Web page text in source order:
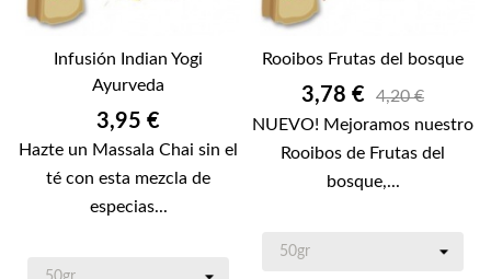
Infusión Indian Yogi
Ayurveda
Precio
3,95 €
Hazte un Massala Chai sin el
té con esta mezcla de
especias...
Rooibos Frutas del bosque
Precio
3,78 €
4,20 €
NUEVO! Mejoramos nuestro
Rooibos de Frutas del
bosque,...